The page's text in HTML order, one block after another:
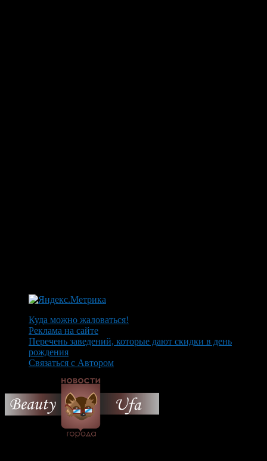
Куда можно жаловаться!
Реклама на сайте
Перечень заведений, которые дают скидки в день
рождения
Связаться с Автором